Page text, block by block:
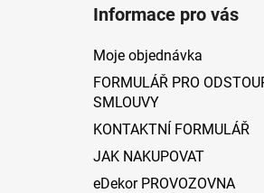
Informace pro vás
Moje objednávka
FORMULÁŘ PRO
SMLOUVY
KONTAKTNÍ FORMULÁŘ
JAK NAKUPOVAT
eDekor PROVOZOVNA